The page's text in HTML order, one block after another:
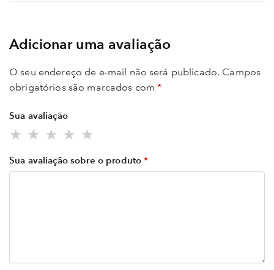
Adicionar uma avaliação
O seu endereço de e-mail não será publicado. Campos
obrigatórios são marcados com*
Sua avaliação
Sua avaliação sobre o produto*